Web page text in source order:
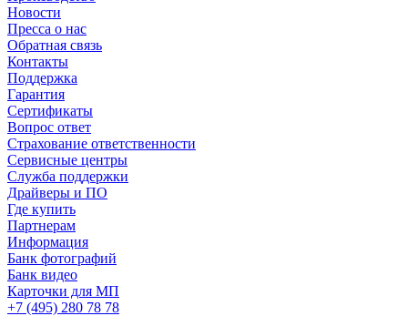
Новости
Пресса о нас
Обратная связь
Контакты
Поддержка
Гарантия
Сертификаты
Вопрос ответ
Страхование ответственности
Сервисные центры
Служба поддержки
Драйверы и ПО
Где купить
Партнерам
Информация
Банк фотографий
Банк видео
Карточки для МП
+7 (495) 280 78 78